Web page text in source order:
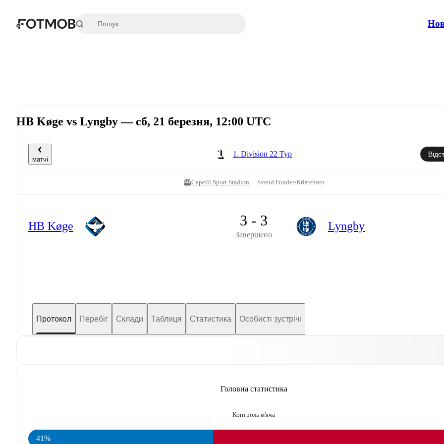
HB Køge vs Lyngby — сб, 21 березня, 12:00 UTC
матчі
1. Division 22 Тур
Capelli Sport Stadion Svend Funder-Kristensen
HB Køge 3 - 3
Завершено
Lyngby
Протокол Перебіг Склади Таблиця Статистика Особисті зустрічі
Головна статистика
Контроль м'яча
41%